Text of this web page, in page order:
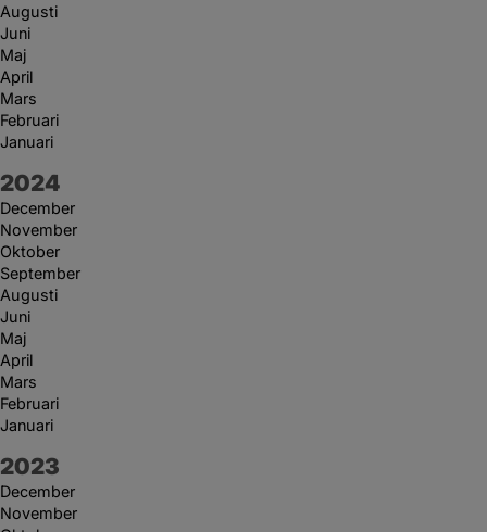
Augusti
Juni
Maj
April
Mars
Februari
Januari
År:
2024
December
November
Oktober
September
Augusti
Juni
Maj
April
Mars
Februari
Januari
År:
2023
December
November